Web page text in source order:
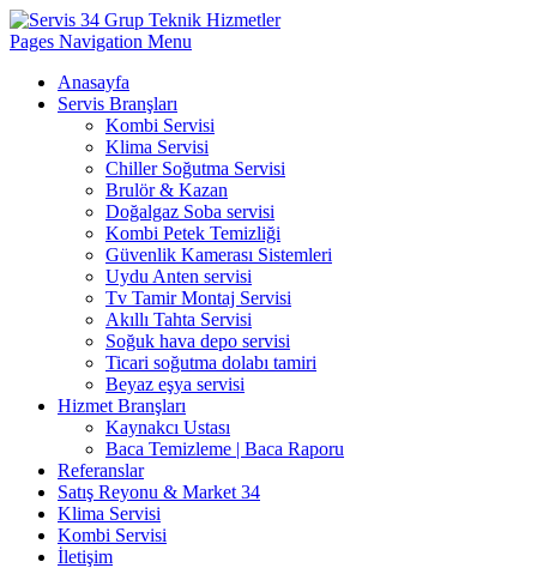
Pages Navigation Menu
Anasayfa
Servis Branşları
Kombi Servisi
Klima Servisi
Chiller Soğutma Servisi
Brulör & Kazan
Doğalgaz Soba servisi
Kombi Petek Temizliği
Güvenlik Kamerası Sistemleri
Uydu Anten servisi
Tv Tamir Montaj Servisi
Akıllı Tahta Servisi
Soğuk hava depo servisi
Ticari soğutma dolabı tamiri
Beyaz eşya servisi
Hizmet Branşları
Kaynakcı Ustası
Baca Temizleme | Baca Raporu
Referanslar
Satış Reyonu & Market 34
Klima Servisi
Kombi Servisi
İletişim